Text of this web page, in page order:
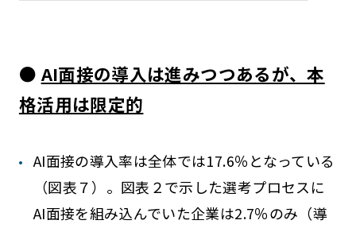
● AI面接の導入は進みつつあるが、本
格活用は限定的
AI面接の導入率は全体では17.6％となっている
（図表７）。図表２で示した選考プロセスに
AI面接を組み込んでいた企業は2.7％のみ（導